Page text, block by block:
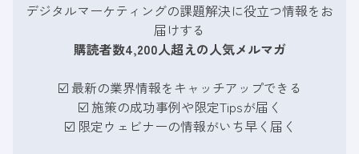
デジタルマーケティングの課題解決に役立つ情報をお
届けする
購読者数4,200人超えの人気メルマガ
☑️ 最新の業界情報をキャッチアップできる
☑️ 施策の成功事例や限定Tipsが届く
☑️ 限定ウェビナーの情報がいち早く届く